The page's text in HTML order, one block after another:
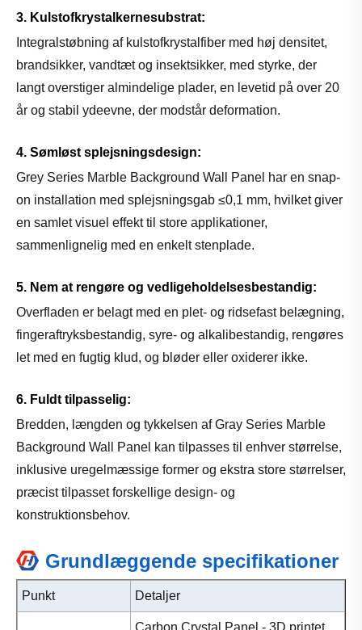
3. Kulstofkrystalkernesubstrat:
Integralstøbning af kulstofkrystalfiber med høj densitet,
brandsikker, vandtæt og insektsikker, med styrke, der
langt overstiger almindelige plader, en levetid på over 20
år og stabil ydeevne, der modstår deformation.
4. Sømløst splejsningsdesign:
Grey Series Marble Background Wall Panel har en snap-
on installation med splejsningsgab ≤0,1 mm, hvilket giver
en samlet visuel effekt til store applikationer,
sammenlignelig med en enkelt stenplade.
5. Nem at rengøre og vedligeholdelsesbestandig:
Overfladen er belagt med en plet- og ridsefast belægning,
fingeraftryksbestandig, syre- og alkalibestandig, rengøres
let med en fugtig klud, og bløder eller oxiderer ikke.
6. Fuldt tilpasselig:
Bredden, længden og tykkelsen af ​​Gray Series Marble
Background Wall Panel kan tilpasses til enhver størrelse,
inklusive uregelmæssige former og ekstra store størrelser,
præcist tilpasset forskellige design- og
konstruktionsbehov.
Grundlæggende specifikationer
Punkt Detaljer
Carbon Crystal Panel - 3D printet